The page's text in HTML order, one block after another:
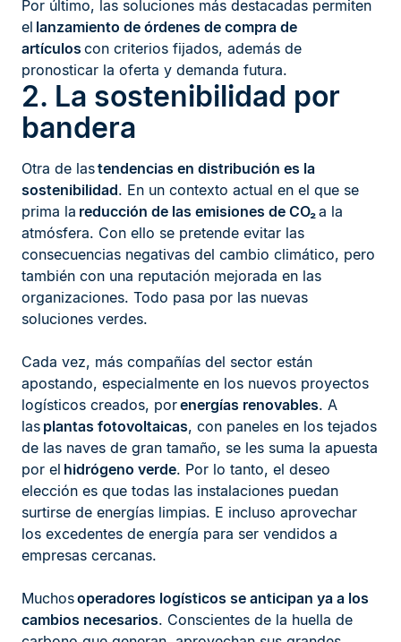
Por último, las soluciones más destacadas permiten
el lanzamiento de órdenes de compra de
artículos con criterios fijados, además de
pronosticar la oferta y demanda futura.
2. La sostenibilidad por
bandera
Otra de lastendencias en distribución es la
sostenibilidad. En un contexto actual en el que se
prima la reducción de las emisiones de CO₂a la
atmósfera. Con ello se pretende evitar las
consecuencias negativas del cambio climático, pero
también con una reputación mejorada en las
organizaciones. Todo pasa por las nuevas
soluciones verdes.
Cada vez, más compañías del sector están
apostando, especialmente en los nuevos proyectos
logísticos creados, porenergías renovables. A
las plantas fotovoltaicas, con paneles en los tejados
de las naves de gran tamaño, se les suma la apuesta
por el hidrógeno verde. Por lo tanto, el deseo
elección es que todas las instalaciones puedan
surtirse de energías limpias. E incluso aprovechar
los excedentes de energía para ser vendidos a
empresas cercanas.
Muchosoperadores logísticos se anticipan ya a los
cambios necesarios. Conscientes de la huella de